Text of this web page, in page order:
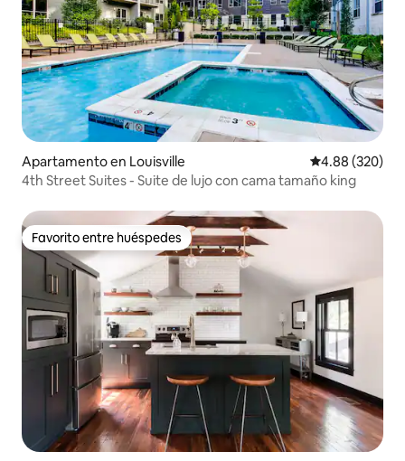
Apartamento en Louisville Calificación
4.88 (320)
4th Street Suites - Suite de lujo con cama tamaño king
Favorito entre huéspedes
Favorito entre huéspedes